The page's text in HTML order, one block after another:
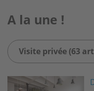
A la une !
Visite privée (63
Image